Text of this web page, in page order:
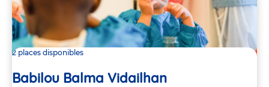
2 places disponibles
Babilou Balma Vidailhan